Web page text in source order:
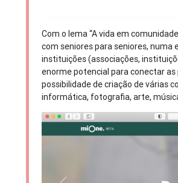
Com o lema “A vida em
com seniores para seniores, numa
instituições (associações,
enorme potencial para conectar
possibilidade de criação de várias
informática, fotografia, arte,